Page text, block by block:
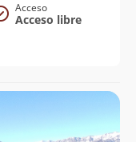
Acceso
Acceso libre